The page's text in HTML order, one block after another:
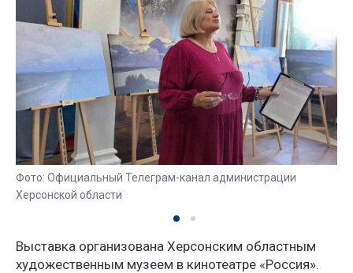
Фото: Официальный Телеграм-канал администрации
Херсонской области
Выставка организована Херсонским областным
художественным музеем в кинотеатре «Россия».